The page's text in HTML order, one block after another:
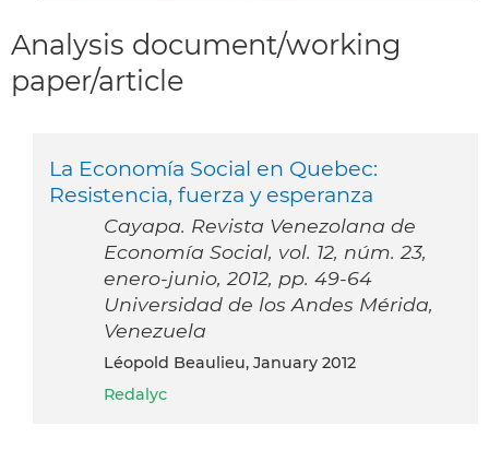
Analysis document/working
paper/article
La Economía Social en Quebec:
Resistencia, fuerza y esperanza
Cayapa. Revista Venezolana de
Economía Social, vol. 12, núm. 23,
enero-junio, 2012, pp. 49-64
Universidad de los Andes Mérida,
Venezuela
Léopold Beaulieu, January 2012
Redalyc